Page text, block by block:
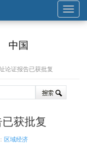
展
开
中国
论证报告已获批复
获批复
区域经济